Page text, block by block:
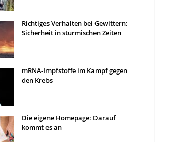
Richtiges Verhalten bei Gewittern:
Sicherheit in stürmischen Zeiten
mRNA-Impfstoffe im Kampf gegen
den Krebs
Die eigene Homepage: Darauf
kommt es an